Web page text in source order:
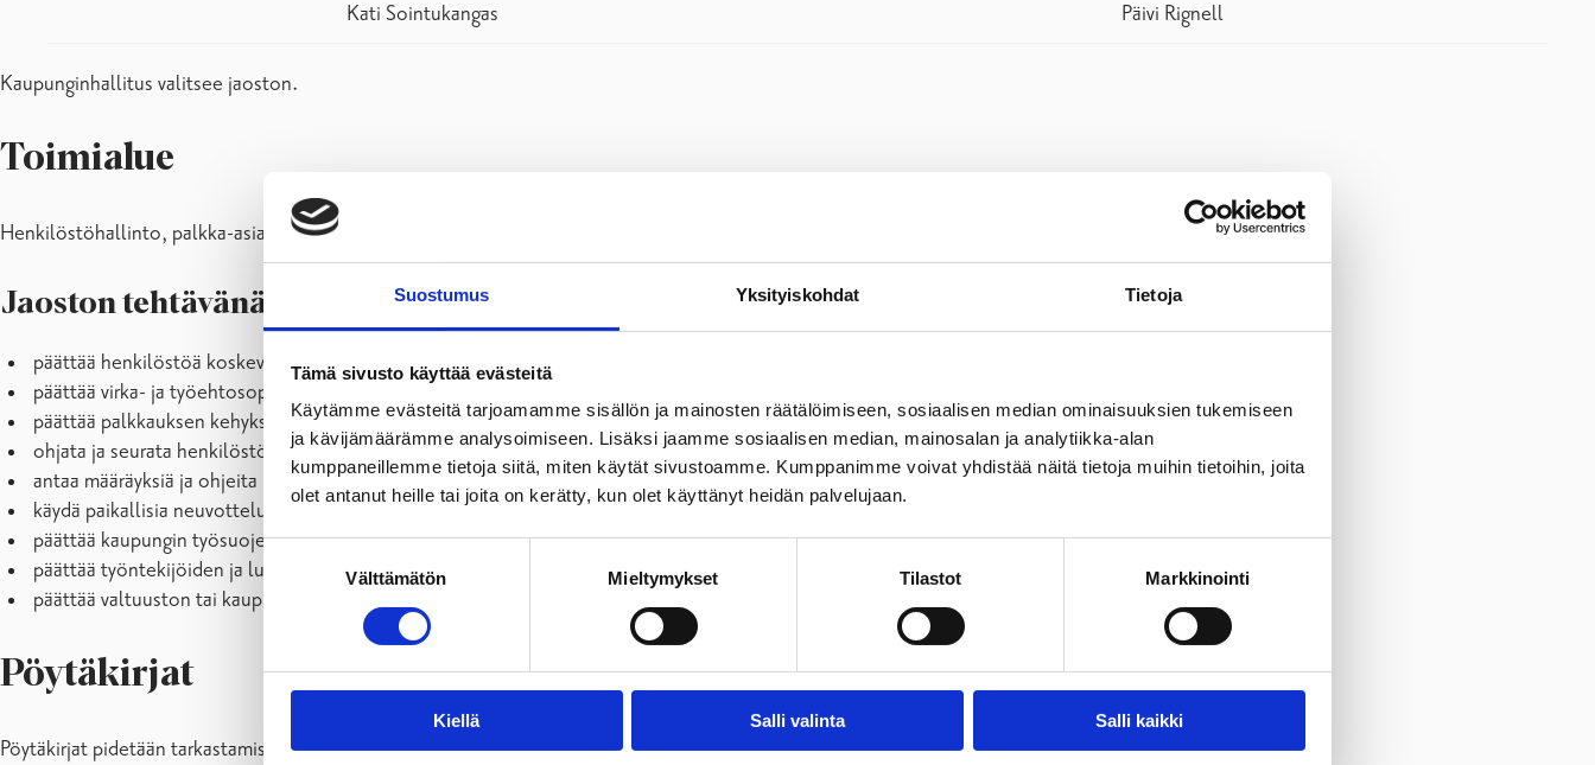
Suostumus Yksityiskohdat Tietoja
Tämä sivusto käyttää evästeitä
Käytämme evästeitä tarjoamamme sisällön ja mainosten räätälöimiseen, sosiaalisen median ominaisuuksien tukemiseen
ja kävijämäärämme analysoimiseen. Lisäksi jaamme sosiaalisen median, mainosalan ja analytiikka-alan
kumppaneillemme tietoja siitä, miten käytät sivustoamme. Kumppanimme voivat yhdistää näitä tietoja muihin tietoihin, joita
olet antanut heille tai joita on kerätty, kun olet käyttänyt heidän palvelujaan.
Suostumuksen
valinta
Välttämätön Mieltymykset Tilastot Markkinointi
Kiellä Salli valinta Salli kaikki
Kati Sointukangas Päivi Rignell
Kaupunginhallitus valitsee jaoston.
Toimialue
Henkilöstöhallinto, palkka-asiat, sopimusasiat, eläkeasiat, palkanlasku, työsuojelu, osaamisen kehittäminen, henkilökuntaedut, rekrytointi ym.
Jaoston tehtävänä on:
päättää henkilöstöä koskevista yleisistä asioista
päättää virka- ja työehtosopimusten ja muiden sopimusten soveltamisesta kaupungin työntekijöihin
päättää palkkauksen kehyksistä ja perusteista sekä harkinnan mukaan päättää myös muista palkantarkistuksista
ohjata ja seurata henkilöstöpolitiikkaa mm. vahvistettujen henkilöstöpoliittisten linjausten ja henkilöstötilinpäätöksen kautta
antaa määräyksiä ja ohjeita henkilöstöpolitiikasta
käydä paikallisia neuvotteluja pääsopijajärjestöjen edustajien kanssa
päättää kaupungin työsuojelun järjestämisestä
päättää työntekijöiden ja luottamushenkilöiden etuuksista valtuuston hyväksymän palkkiosäännön etuuksien lisäksi
päättää valtuuston tai kaupunginhallituksen valitsemien johtohenkilöiden palkantarkistuksista.
Pöytäkirjat
Pöytäkirjat pidetään tarkastamisen jälkeen nähtävänäPöytäkirjat-sivulla, seuraavan viikon perjantaista lukien.